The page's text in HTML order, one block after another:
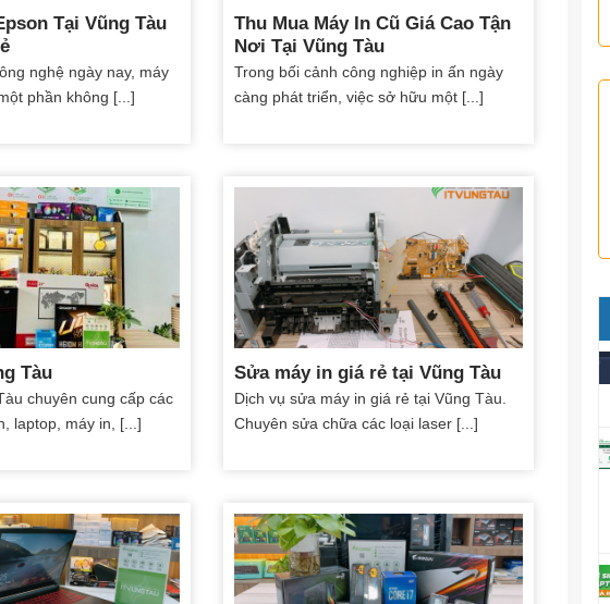
Tại Vũng Tàu
nghệ ngày nay, máy
phần không [...]
Thu Mua Máy In Cũ Giá Cao Tận
Nơi Tại Vũng Tàu
Trong bối cảnh công nghiệp in ấn ngày
càng phát triển, việc sở hữu một [...]
Tàu
chuyên cung cấp các
laptop, máy in, [...]
Sửa máy in giá rẻ tại Vũng Tàu
Dịch vụ sửa máy in giá rẻ tại Vũng Tàu.
Chuyên sửa chữa các loại laser [...]